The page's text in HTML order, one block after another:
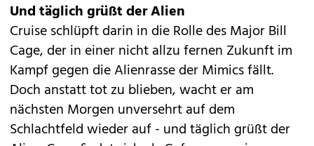
Und täglich grüßt der Alien
Cruise schlüpft darin in die Rolle des Major Bill
Cage, der in einer nicht allzu fernen Zukunft im
Kampf gegen die Alienrasse der Mimics fällt.
Doch anstatt tot zu blieben, wacht er am
nächsten Morgen unversehrt auf dem
Schlachtfeld wieder auf - und täglich grüßt der